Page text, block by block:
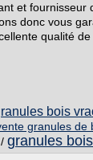
et fournisseur
donc vous
qualité de
bois
granules de
/ granules